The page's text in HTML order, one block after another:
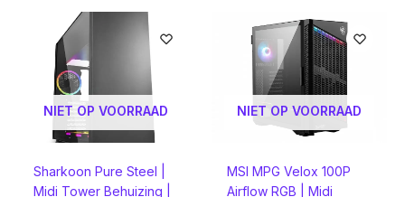
NIET OP VOORRAAD
Sharkoon Pure Steel |
Midi Tower Behuizing |
NIET OP VOORRAAD
MSI MPG Velox 100P
Airflow RGB | Midi